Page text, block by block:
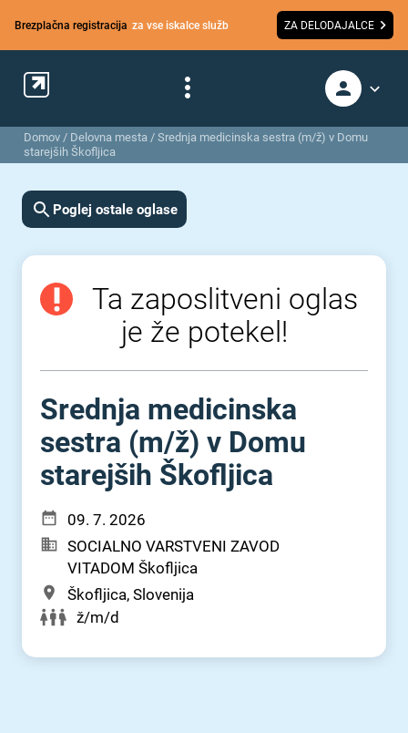
Brezplačna registracija za vse iskalce služb ZA DELODAJALCE
Domov / Delovna mesta / Srednja medicinska sestra (m/ž) v Domu
starejših Škofljica
Poglej ostale oglase
Ta zaposlitveni oglas
je že potekel!
Srednja medicinska
sestra (m⁠/⁠ž) v Domu
starejših Škofljica
09. 7. 2026
SOCIALNO VARSTVENI ZAVOD
VITADOM Škofljica
Škofljica, Slovenija
ž/m/d